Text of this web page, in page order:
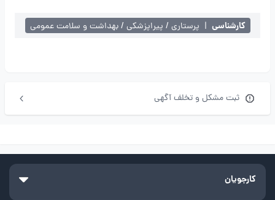
کارشناسی | پرستاری / پیراپزشکی / بهداشت و سلامت عمومی
ثبت مشکل و تخلف آگهی
کارجویان